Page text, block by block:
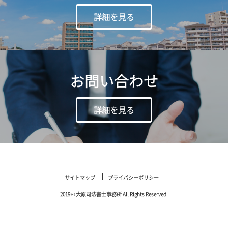
詳細を見る
お問い合わせ
詳細を見る
サイトマップ プライバシーポリシー
2019 © 大原司法書士事務所 All Rights Reserved.